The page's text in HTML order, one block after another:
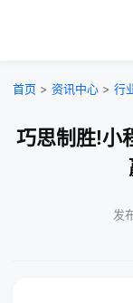
首页 > 资讯中心 > 行
巧思制胜!小
发